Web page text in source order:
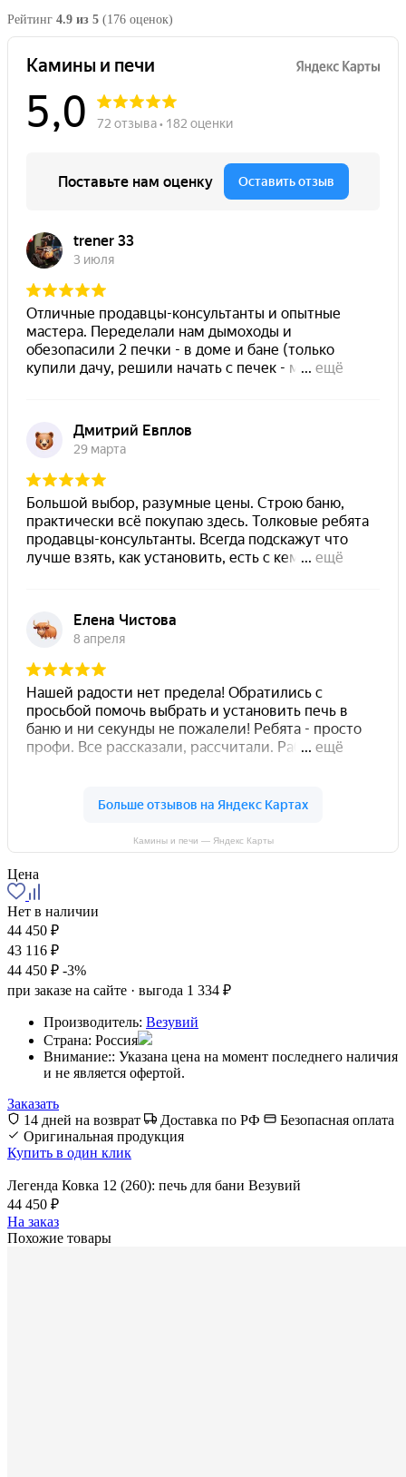
Рейтинг 4.9 из 5 (176 оценок)
Камины и печи — Яндекс Карты
Цена
Нет в наличии
44 450 ₽
43 116 ₽
44 450 ₽ -3%
при заказе на сайте · выгода 1 334 ₽
Производитель: Везувий
Страна: Россия
Внимание:: Указана цена на момент последнего наличия
и не является офертой.
Заказать
14 дней на возврат
Доставка по РФ
Безопасная оплата
Оригинальная продукция
Купить в один клик
Легенда Ковка 12 (260): печь для бани Везувий
44 450 ₽
На заказ
Похожие товары